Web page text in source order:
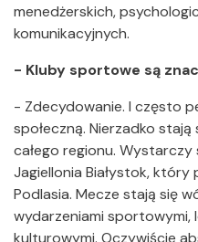
menedżerskich,
komunikacyjnych.
- Kluby sportowe są
- Zdecydowanie. I często
społeczną. Nierzadko
całego regionu.
Jagiellonia Białystok, który
Podlasia. Mecze stają się
wydarzeniami sportowymi,
kulturowymi. Oczywiście